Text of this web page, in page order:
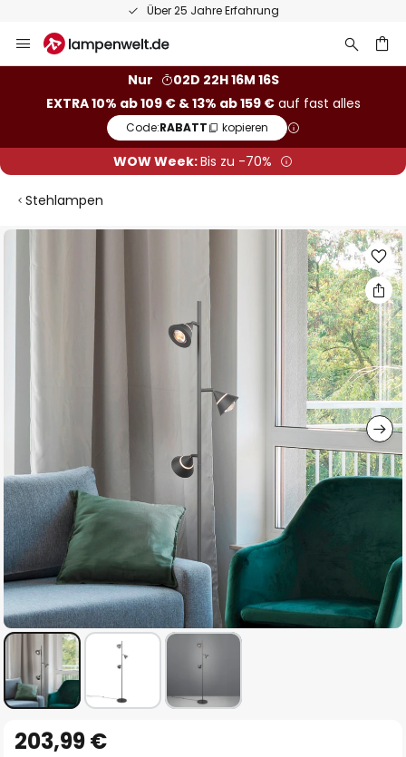
Über 25 Jahre Erfahrung
Inhalt
Nur
02D 22H 16M 15S
EXTRA 10% ab 109 € & 13% ab 159 €auf fast alles
Code:RABATT kopieren
WOW Week:Bis zu -70%
Stehlampen
Zum
Bildgalerie
springen
Anfang
203,99 €